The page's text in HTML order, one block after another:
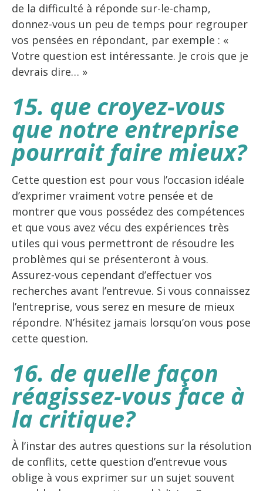
de la difficulté à réponde sur-le-champ,
donnez-vous un peu de temps pour regrouper
vos pensées en répondant, par exemple : «
Votre question est intéressante. Je crois que je
devrais dire… »
15. que croyez-vous
que notre entreprise
pourrait faire mieux?
Cette question est pour vous l’occasion idéale
d’exprimer vraiment votre pensée et de
montrer que vous possédez des compétences
et que vous avez vécu des expériences très
utiles qui vous permettront de résoudre les
problèmes qui se présenteront à vous.
Assurez-vous cependant d’effectuer vos
recherches avant l’entrevue. Si vous connaissez
l’entreprise, vous serez en mesure de mieux
répondre. N’hésitez jamais lorsqu’on vous pose
cette question.
16. de quelle façon
réagissez-vous face à
la critique?
À l’instar des autres questions sur la résolution
de conflits, cette question d’entrevue vous
oblige à vous exprimer sur un sujet souvent